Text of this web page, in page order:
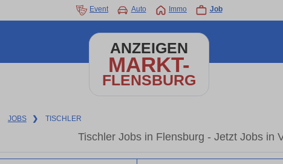
Event Auto Immo Job
ANZEIGEN
MARKT-
FLENSBURG
JOBS ❯ TISCHLER
Tischler Jobs in Flensburg - Jetzt Jobs in